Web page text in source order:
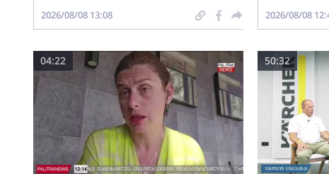
2026/08/08 13:08 2026/08/08
04:22 50:32